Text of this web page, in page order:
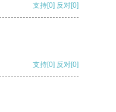
支持[0] 反对[0]
支持[0] 反对[0]